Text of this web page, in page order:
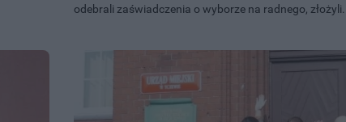
odebrali zaświadczenia o wyborze na radnego, złożyli...